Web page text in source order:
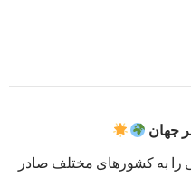
جهان
را به کشورهای مختلف صادر